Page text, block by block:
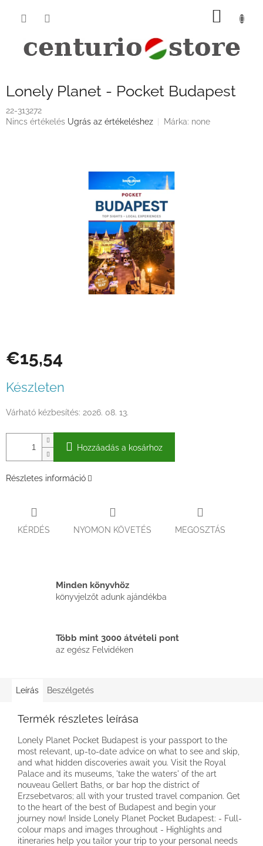
KOSÁR
Lonely Planet - Pocket Budapest
22-313272
A
Nincs értékelés Ugrás az értékeléshez Márka: none
€15,54
Készleten
Várható kézbesítés: 2026. 08. 13.
Hozzáadás a kosárhoz
Részletes információ
KÉRDÉS NYOMON KÖVETÉS MEGOSZTÁS
Minden könyvhöz
könyvjelzőt adunk ajándékba
Több mint 3000 átvételi pont
az egész Felvidéken
Leírás Beszélgetés
Termék részletes leírása
Lonely Planet Pocket Budapest is your passport to the
most relevant, up-to-date advice on what to see and skip,
and what hidden discoveries await you. Visit the Royal
Palace and its museums, 'take the waters' of the art
nouveau Gellert Baths, or bar hop the district of
Erzsebetvaros; all with your trusted travel companion. Get
to the heart of the best of Budapest and begin your
journey now! Inside Lonely Planet Pocket Budapest: - Full-
colour maps and images throughout - Highlights and
itineraries help you tailor your trip to your personal needs